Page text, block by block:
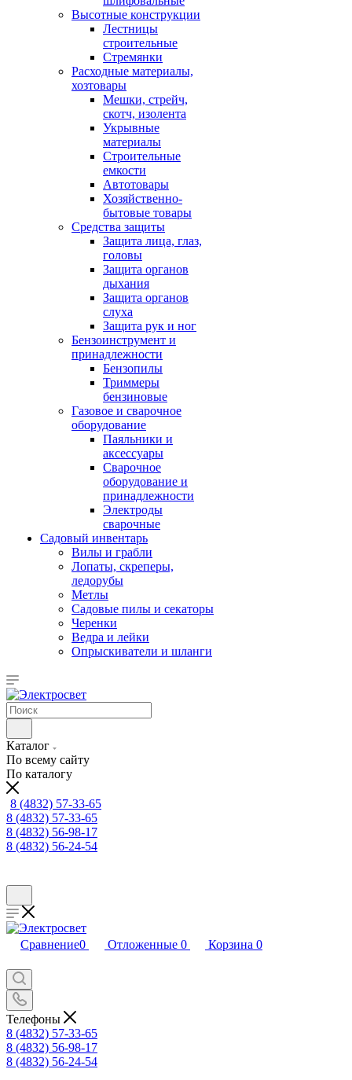
Высотные конструкции
Лестницы
строительные
Стремянки
Расходные материалы,
хозтовары
Мешки, стрейч,
скотч, изолента
Укрывные
материалы
Строительные
емкости
Автотовары
Хозяйственно-
бытовые товары
Средства защиты
Защита лица, глаз,
головы
Защита органов
дыхания
Защита органов
слуха
Защита рук и ног
Бензоинструмент и
принадлежности
Бензопилы
Триммеры
бензиновые
Газовое и сварочное
оборудование
Паяльники и
аксессуары
Сварочное
оборудование и
принадлежности
Электроды
сварочные
Садовый инвентарь
Вилы и грабли
Лопаты, скреперы,
ледорубы
Метлы
Садовые пилы и секаторы
Черенки
Ведра и лейки
Опрыскиватели и шланги
Каталог
По всему сайту
По каталогу
8 (4832) 57-33-65
8 (4832) 57-33-65
8 (4832) 56-98-17
8 (4832) 56-24-54
Сравнение0 Отложенные 0 Корзина 0
Телефоны
8 (4832) 57-33-65
8 (4832) 56-98-17
8 (4832) 56-24-54